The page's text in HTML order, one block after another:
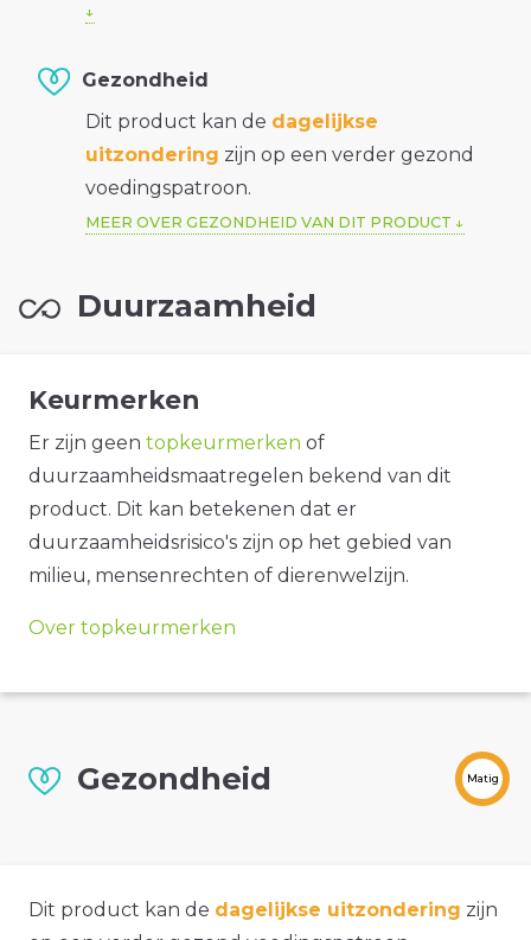
Gezondheid
Dit product kan de dagelijkse
uitzondering zijn op een verder gezond
voedingspatroon.
MEER OVER GEZONDHEID VAN DIT PRODUCT
Duurzaamheid
Keurmerken
Er zijn geen topkeurmerken of
duurzaamheidsmaatregelen bekend van dit
product. Dit kan betekenen dat er
duurzaamheidsrisico's zijn op het gebied van
milieu, mensenrechten of dierenwelzijn.
Over topkeurmerken
Gezondheid Matig
Dit product kan de dagelijkse uitzondering zijn